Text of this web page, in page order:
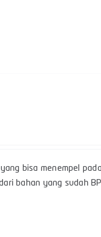
bisa menempel
bahan yang sudah